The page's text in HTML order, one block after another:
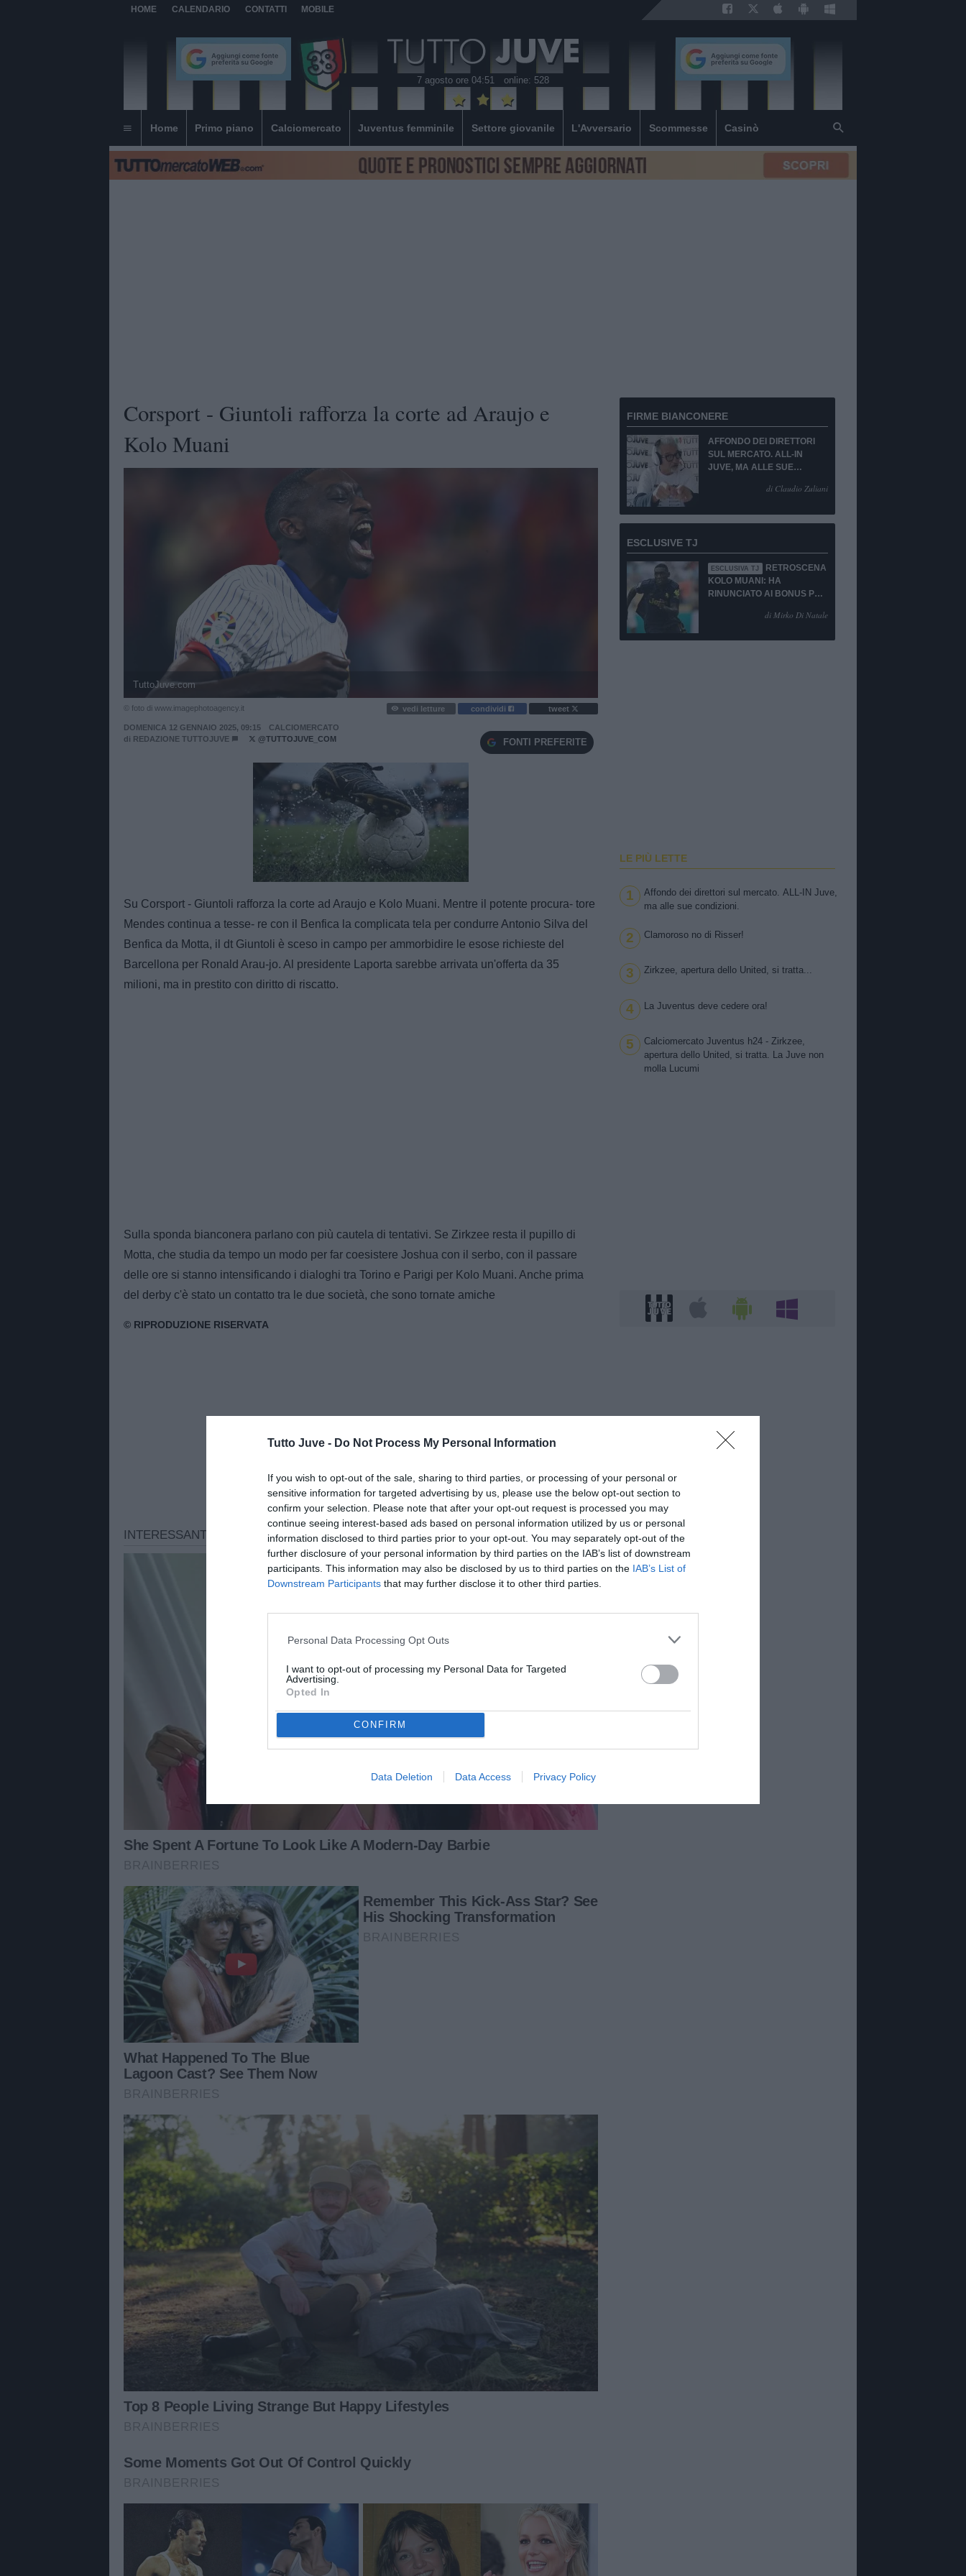
Tutto Juve - Do Not Process My Personal Information
If you wish to opt-out of the sale, sharing to third parties, or processing of your personal or
sensitive information for targeted advertising by us, please use the below opt-out section to
confirm your selection. Please note that after your opt-out request is processed you may
continue seeing interest-based ads based on personal information utilized by us or personal
information disclosed to third parties prior to your opt-out. You may separately opt-out of the
further disclosure of your personal information by third parties on the IAB’s list of downstream
participants. This information may also be disclosed by us to third parties on the IAB’s List of
Downstream Participants that may further disclose it to other third parties.
Personal Data Processing Opt Outs
I want to opt-out of processing my Personal Data for Targeted
Advertising.
Opted In
CONFIRM
Data Deletion Data Access Privacy Policy
HOME CALENDARIO CONTATTI MOBILE
7 agosto ore 04:51 online: 528
Home Primo piano Calciomercato Juventus femminile Settore giovanile L'Avversario Scommesse Casinò
Corsport - Giuntoli rafforza la corte ad Araujo e
Kolo Muani
TuttoJuve.com
© foto di www.imagephotoagency.it vedi letture condividi tweet
DOMENICA 12 GENNAIO 2025, 09:15
CALCIOMERCATO
di REDAZIONE TUTTOJUVE @TUTTOJUVE_COM FONTI PREFERITE
Unmute
Loaded
100.00%
Su Corsport - Giuntoli rafforza la corte ad Araujo e Kolo Muani. Mentre il potente procura- tore
Mendes continua a tesse- re con il Benfica la complicata tela per condurre Antonio Silva del
Benfica da Motta, il dt Giuntoli è sceso in campo per ammorbidire le esose richieste del
Barcellona per Ronald Arau-jo. Al presidente Laporta sarebbe arrivata un'offerta da 35
milioni, ma in prestito con diritto di riscatto.
Sulla sponda bianconera parlano con più cautela di tentativi. Se Zirkzee resta il pupillo di
Motta, che studia da tempo un modo per far coesistere Joshua con il serbo, con il passare
delle ore si stanno intensificando i dialoghi tra Torino e Parigi per Kolo Muani. Anche prima
del derby c'è stato un contatto tra le due società, che sono tornate amiche
FIRME BIANCONERE
AFFONDO DEI DIRETTORI
SUL MERCATO. ALL-IN
JUVE, MA ALLE SUE
di Claudio Zuliani
ESCLUSIVE TJ
ESCLUSIVA TJ
RETROSCENA
KOLO MUANI: HA
RINUNCIATO AI BONUS PUR
di Mirko Di Natale
LE PIÙ LETTE
1
Affondo dei direttori sul mercato. ALL-IN Juve,
ma alle sue condizioni.
2 Clamoroso no di Risser!
3 Zirkzee, apertura dello United, si tratta...
4 La Juventus deve cedere ora!
5
Calciomercato Juventus h24 - Zirkzee,
apertura dello United, si tratta. La Juve non
molla Lucumi